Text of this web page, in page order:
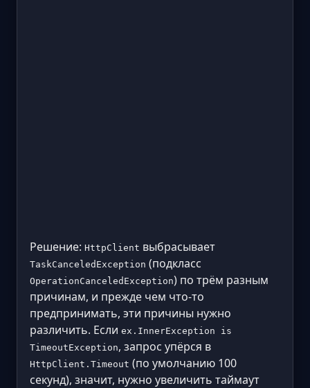
Решение: HttpClient выбрасывает
TaskCanceledException (подкласс
OperationCanceledException) по трём разным
причинам, и прежде чем что-то
предпринимать, эти причины нужно
различить. Если ex.InnerException is
TimeoutException, запрос упёрся в
HttpClient.Timeout (по умолчанию 100
секунд), значит, нужно увеличить таймаут